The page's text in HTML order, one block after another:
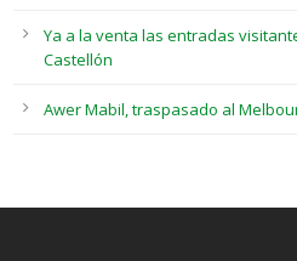
Ya a la venta las entradas
Castellón
Awer Mabil, traspasado al